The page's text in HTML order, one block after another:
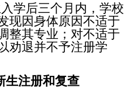
学后三个月内，学校
现因身体原因不适于
整其专业；对不适于
劝退并不予注册学
生注册和复查